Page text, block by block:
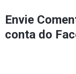
Envie
conta do